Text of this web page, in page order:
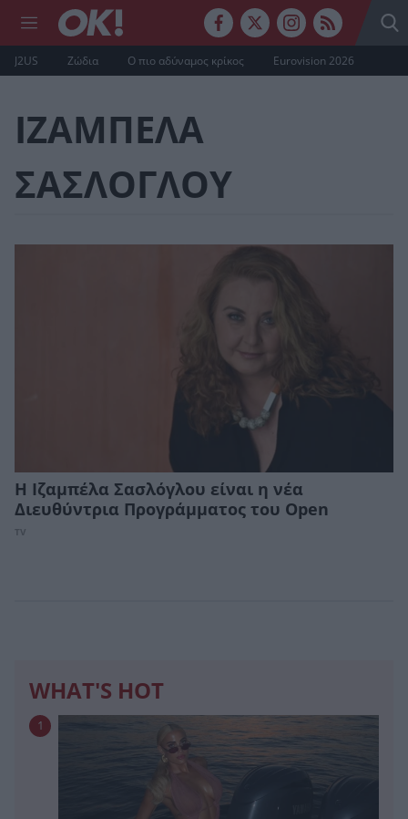
J2US Ζώδια Ο πιο αδύναμος κρίκος Eurovision 2026
ΙΖΑΜΠΕΛΑ
ΣΑΣΛΟΓΛΟΥ
Η Ιζαμπέλα Σασλόγλου είναι η νέα
Διευθύντρια Προγράμματος του Open
TV
WHAT'S HOT
1